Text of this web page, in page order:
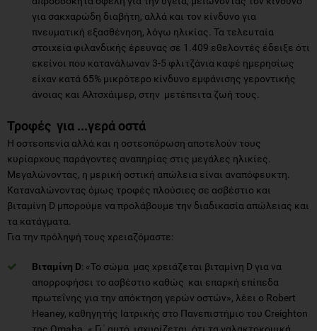
για σακχαρώδη διαβήτη, αλλά και τον κίνδυνο για
πνευματική εξασθένηση, λόγω ηλικίας. Τα τελευταία
στοιχεία φιλανδικής έρευνας σε 1.409 εθελοντές έδειξε ότι
εκείνοι που κατανάλωναν 3-5 φλιτζάνια καφέ ημερησίως
είχαν κατά 65% μικρότερο κίνδυνο εμφάνισης γεροντικής
άνοιας και Αλτσχάιμερ, στην μετέπειτα ζωή τους.
Τροφές για ...γερά οστά
Η οστεοπενία αλλά και η οστεοπόρωση αποτελούν τους
κυρίαρχους παράγοντες αναπηρίας στις μεγάλες ηλικίες.
Μεγαλώνοντας, η μερική οστική απώλεια είναι αναπόφευκτη.
Καταναλώνοντας όμως τροφές πλούσιες σε ασβέστιο και
βιταμίνη D μπορούμε να προλάβουμε την διαδικασία απώλειας και
τα κατάγματα.
Για την πρόληψή τους χρειαζόμαστε:
Βιταμίνη D: «Το σώμα μας χρειάζεται βιταμίνη D για να
απορροφήσει το ασβέστιο καθώς και επαρκή επίπεδα
πρωτεΐνης για την απόκτηση γερών οστών», λέει ο Robert
Heaney, καθηγητής Ιατρικής στο Πανεπιστήμιο του Creighton
της Omaha. « Γι΄ αυτό, ισχυρίζεται, ότι τα γαλακτοκομικά